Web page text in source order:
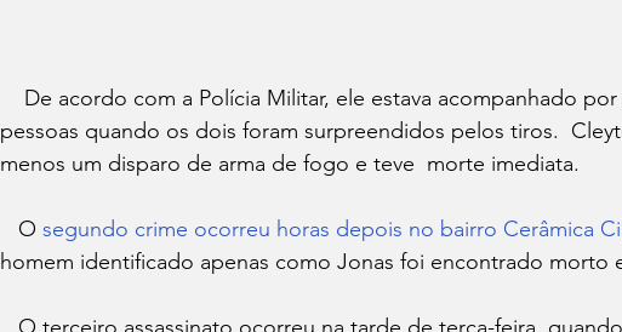
pessoas quando os dois foram surpreendidos pelos tiros.
menos um disparo de arma de fogo e teve  morte imediata.
   O
segundo crime ocorreu horas depois no bairro Cerâmica
homem identificado apenas como Jonas foi encontrado morto